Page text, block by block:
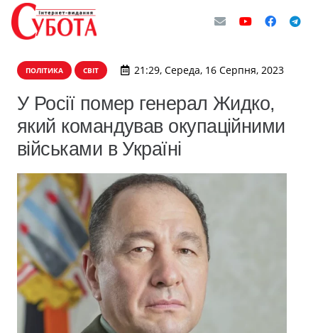
ПОЛІТИКА СВІТ 21:29, Середа, 16 Серпня, 2023
У Росії помер генерал Жидко,
який командував окупаційними
військами в Україні